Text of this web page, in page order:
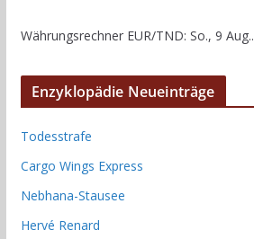
Währungsrechner EUR/TND: So., 9 Aug..
Enzyklopädie Neueinträge
Todesstrafe
Cargo Wings Express
Nebhana-Stausee
Hervé Renard